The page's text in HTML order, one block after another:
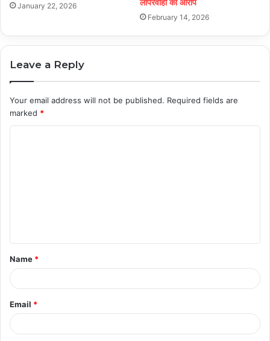
January 22, 2026
लापरवाही का आरोप
February 14, 2026
Leave a Reply
Your email address will not be published. Required fields are
marked *
t
*
Name *
Email *